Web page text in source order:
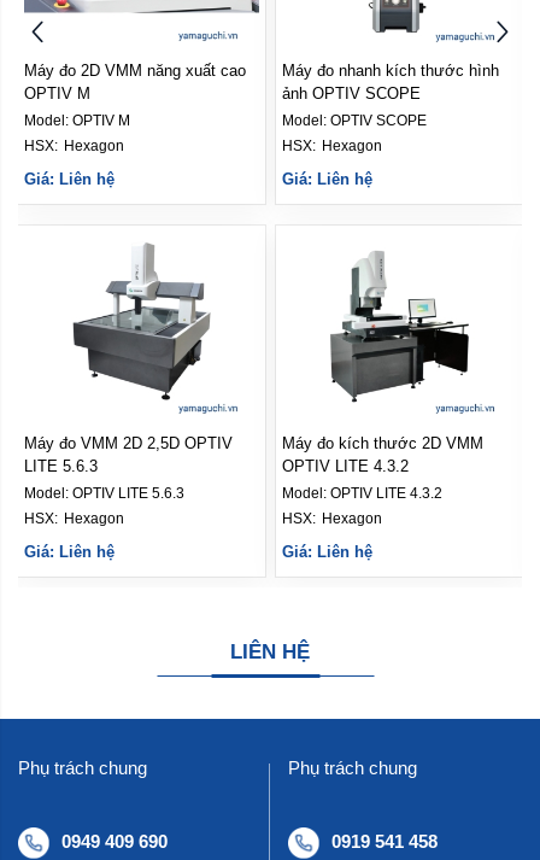
Máy đo 2D VMM năng xuất cao
OPTIV M
Model: OPTIV M
Hexagon
Giá: Liên hệ
Máy đo nhanh kích thước hình
ảnh OPTIV SCOPE
Model: OPTIV SCOPE
HSX: Hexagon
Giá: Liên hệ
Máy đo VMM 2D 2,5D OPTIV
LITE 5.6.3
Model: OPTIV LITE 5.6.3
Hexagon
Giá: Liên hệ
Máy đo kích thước 2D VMM
OPTIV LITE 4.3.2
Model: OPTIV LITE 4.3.2
HSX: Hexagon
Giá: Liên hệ
LIÊN HỆ
Phụ trách chung
0949 409 690
Phụ trách chung
0919 541 458